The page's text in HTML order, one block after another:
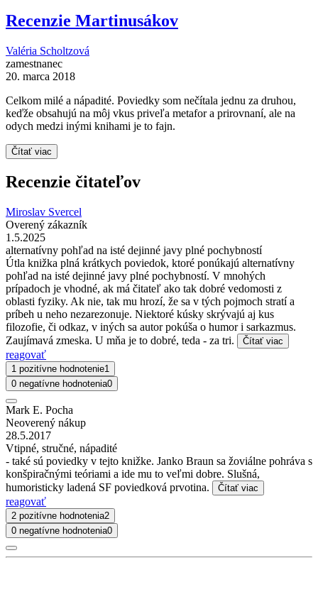
Recenzie Martinusákov
Valéria Scholtzová
zamestnanec
20. marca 2018
Celkom milé a nápadité. Poviedky som nečítala jednu za druhou,
keďže obsahujú na môj vkus priveľa metafor a prirovnaní, ale na
odych medzi inými knihami je to fajn.
Čítať viac
Recenzie čitateľov
Miroslav Svercel
Overený zákazník
1.5.2025
alternatívny pohľad na isté dejinné javy plné pochybností
Útla knižka plná krátkych poviedok, ktoré ponúkajú alternatívny
pohľad na isté dejinné javy plné pochybností. V mnohých
prípadoch je vhodné, ak má čitateľ ako tak dobré vedomosti z
oblasti fyziky. Ak nie, tak mu hrozí, že sa v tých pojmoch stratí a
príbeh u neho nezarezonuje. Niektoré kúsky skrývajú aj kus
filozofie, či odkaz, v iných sa autor pokúša o humor i sarkazmus.
Zaujímavá zmeska. U mňa je to dobré, teda - za tri.
Čítať viac
reagovať
1 pozitívne hodnotenie1
0 negatívne hodnotenia0
Mark E. Pocha
Neoverený nákup
28.5.2017
Vtipné, stručné, nápadité
- také sú poviedky v tejto knižke. Janko Braun sa žoviálne pohráva s
konšpiračnými teóriami a ide mu to veľmi dobre. Slušná,
humoristicky ladená SF poviedková prvotina.
Čítať viac
reagovať
2 pozitívne hodnotenia2
0 negatívne hodnotenia0